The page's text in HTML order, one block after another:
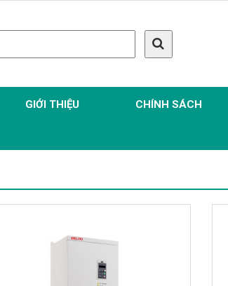
GIỚI THIỆU CHÍNH SÁCH